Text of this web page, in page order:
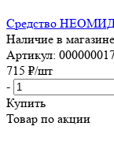
Средство НЕОМИД
Наличие в
Артикул:
715 ₽/шт
-
Купить
Товар по акции